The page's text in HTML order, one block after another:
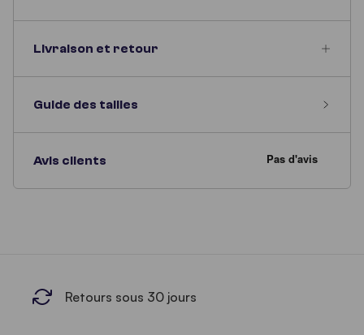
Livraison et retour
Guide des tailles
Avis clients
Retours sous 30 jours